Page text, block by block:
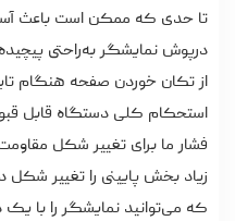
تا حدی که ممکن است باعث
درپوش نمایشگر به‌راحتی
از تکان خوردن صفحه هنگام
استحکام کلی دستگاه قابل
فشار ما برای تغییر شکل
زیاد بخش پایینی را تغییر
که می‌توانید نمایشگر را با